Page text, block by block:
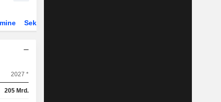
Sektor
2027 *
205 Mrd.